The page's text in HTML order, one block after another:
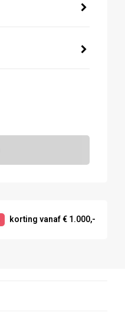
korting vanaf € 1.000,-